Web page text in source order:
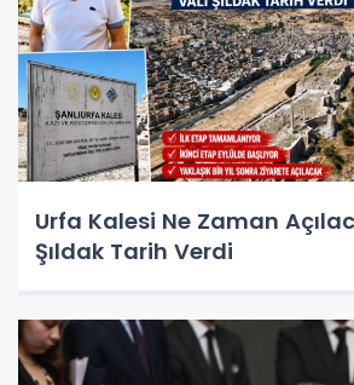
Urfa Kalesi Ne Zaman
Şıldak Tarih Verdi